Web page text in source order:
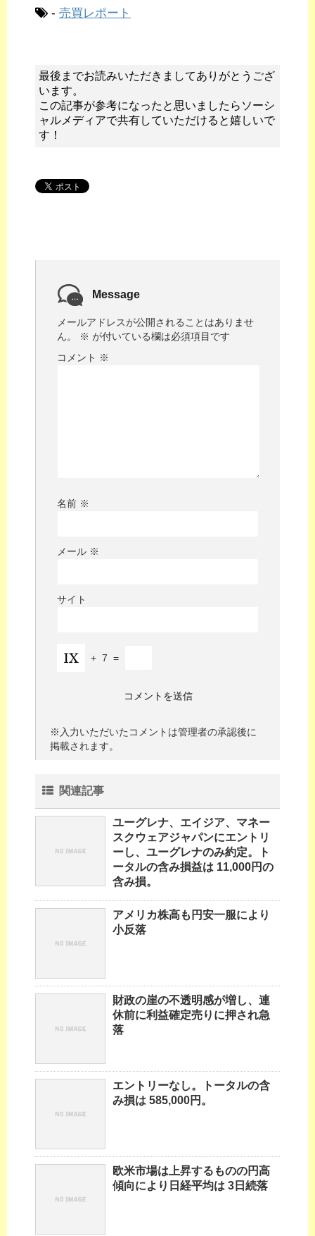
- 売買レポート
最後までお読みいただきましてありがとうござ
います。
この記事が参考になったと思いましたらソーシ
ャルメディアで共有していただけると嬉しいで
す！
Message
メールアドレスが公開されることはありませ
ん。
※ が付いている欄は必須項目です
コメント ※
名前 ※
メール ※
サイト
+ 7 =
※入力いただいたコメントは管理者の承認後に
掲載されます。
関連記事
ユーグレナ、エイジア、マネー
スクウェアジャパンにエントリ
ーし、ユーグレナのみ約定。ト
ータルの含み損益は 11,000円の
含み損。
アメリカ株高も円安一服により
小反落
財政の崖の不透明感が増し、連
休前に利益確定売りに押され急
落
エントリーなし。トータルの含
み損は 585,000円。
欧米市場は上昇するものの円高
傾向により日経平均は 3日続落